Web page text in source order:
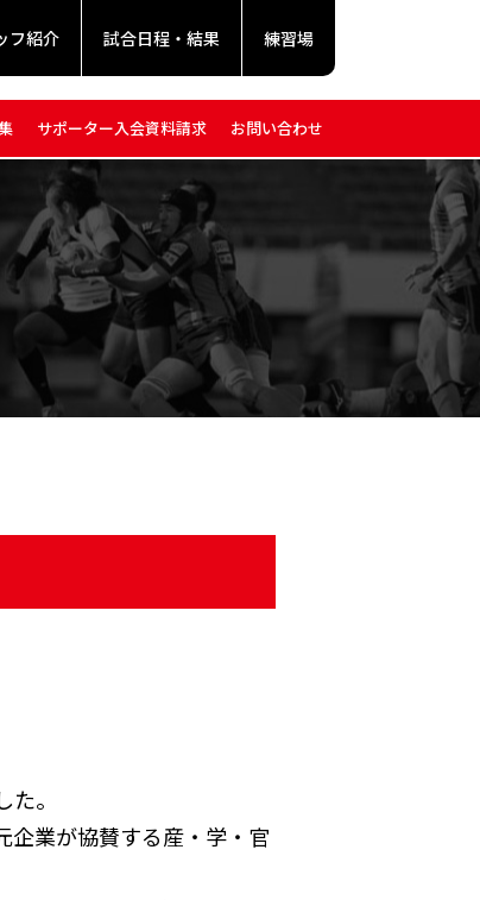
フ紹介 試合日程・結果 練習場
サポーター入会資料請求 お問い合わせ
。
企業が協賛する産・学・官